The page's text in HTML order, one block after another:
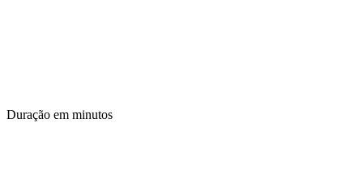
Duração em minutos